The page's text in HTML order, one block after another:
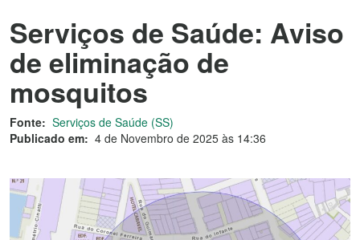
Serviços de Saúde: Aviso
de eliminação de
mosquitos
Fonte: Serviços de Saúde (SS)
Publicado em: 4 de Novembro de 2025 às 14:36